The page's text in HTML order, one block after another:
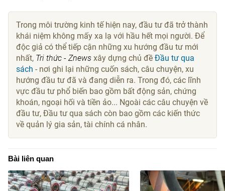
Trong môi trường kinh tế hiện nay, đầu tư đã trở thành
khái niệm không mấy xa lạ với hầu hết mọi người. Để
độc giả có thể tiếp cận những xu hướng đầu tư mới
nhất, Tri thức - Znews xây dựng chủ đềĐầu tư qua
sách - nơi ghi lại những cuốn sách, câu chuyện, xu
hướng đầu tư đã và đang diễn ra. Trong đó, các lĩnh
vực đầu tư phổ biến bao gồm bất động sản, chứng
khoán, ngoại hối và tiền ảo... Ngoài các câu chuyện về
đầu tư, Đầu tư qua sách còn bao gồm các kiến thức
về quản lý gia sản, tài chính cá nhân.
Bài liên quan